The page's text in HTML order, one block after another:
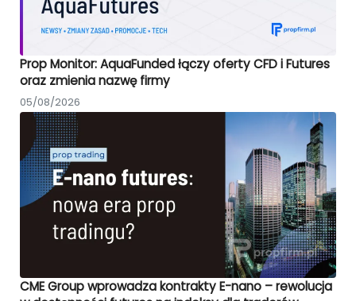
Prop Monitor: AquaFunded łączy oferty CFD i Futures
oraz zmienia nazwę firmy
05/08/2026
CME Group wprowadza kontrakty E-nano – rewolucja